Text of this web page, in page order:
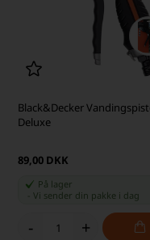
Black&Decker
Deluxe
89,00 DKK
På lager
-Vi sender din pakke i dag
- +